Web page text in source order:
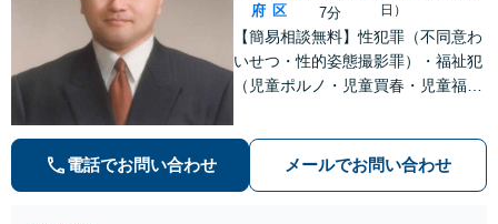
府 区
7分
日）
【簡易相談無料】性犯罪（不同意わ
いせつ・性的姿態撮影罪）・福祉犯
（児童ポルノ・児童買春・児童福祉
等）に非常に詳しい弁護士です
電話でお問い合わせ メールでお問い合わせ